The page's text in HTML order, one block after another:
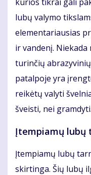
lubų valymo
elementariausias
ir vandenį.
turinčių
patalpoje yra
reikėtų valyti
šveisti, nei gramdyti.
Įtempiamų lubų
Įtempiamų lubų
skirtinga. Šių lubų